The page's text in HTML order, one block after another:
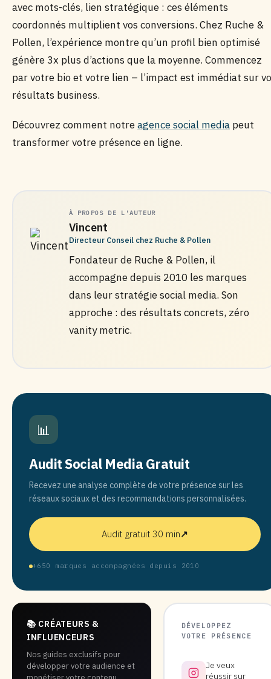
avec mots-clés, lien stratégique : ces éléments
coordonnés multiplient vos conversions. Chez Ruche &
Pollen, l’expérience montre qu’un profil bien optimisé
génère 3x plus d’actions que la moyenne. Commencez
par votre bio et votre lien – l’impact est immédiat sur
résultats business.
Découvrez comment notreagence social media peut
transformer votre présence en ligne.
À PROPOS DE L'AUTEUR
Vincent
Directeur Conseil chez Ruche & Pollen
Fondateur de Ruche & Pollen, il
accompagne depuis 2010 les marques
dans leur stratégie social media. Son
approche : des résultats concrets, zéro
vanity metric.
📊
Audit Social Media Gratuit
Recevez une analyse complète de votre présence sur les
réseaux sociaux et des recommandations personnalisées.
Audit gratuit 30 min↗
+650 marques accompagnées depuis 2010
📚 CRÉATEURS &
INFLUENCEURS
Nos guides exclusifs pour
développer votre audience et
DÉVELOPPEZ
VOTRE PRÉSENCE
Je veux
réussir sur